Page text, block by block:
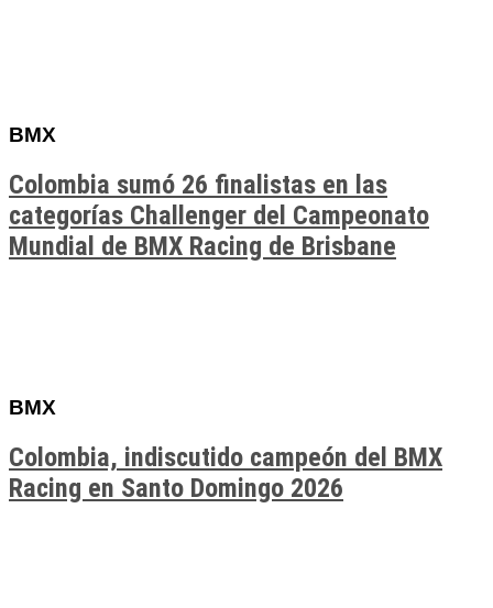
BMX
Colombia sumó 26 finalistas en las
categorías Challenger del Campeonato
Mundial de BMX Racing de Brisbane
BMX
Colombia, indiscutido campeón del BMX
Racing en Santo Domingo 2026